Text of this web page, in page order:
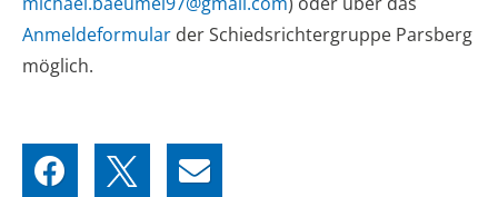
Anmeldeformular der Schiedsrichtergruppe Parsberg
möglich.